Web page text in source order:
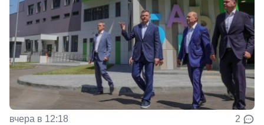
вчера в 12:18 2